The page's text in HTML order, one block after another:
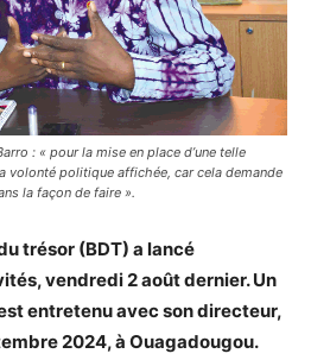
: « pour la mise en place d’une telle
volonté politique affichée, car cela demande
la façon de faire ».
trésor (BDT) a lancé
vendredi 2 août dernier. Un
entretenu avec son directeur,
2024, à Ouagadougou.